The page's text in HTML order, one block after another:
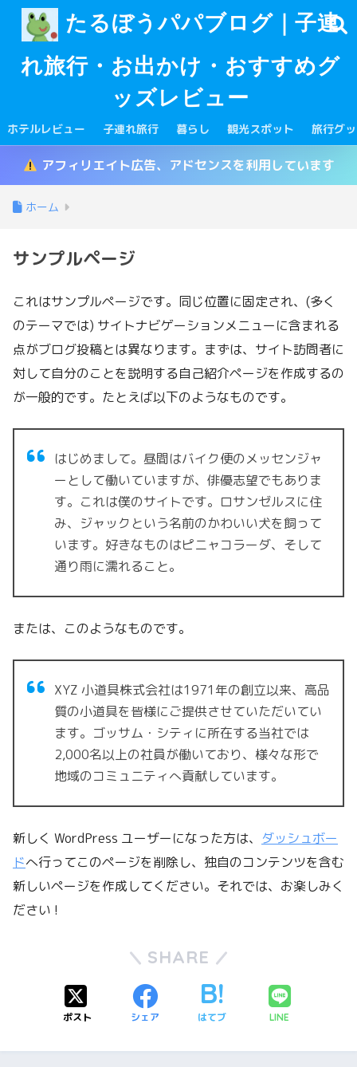
たるぼうパパブログ｜子連
れ旅行・お出かけ・おすすめグ
ッズレビュー
ホテルレビュー 子連れ旅行 暮らし 観光スポット 旅行グ
アフィリエイト広告、アドセンスを利用しています
ホーム
サンプルページ
これはサンプルページです。同じ位置に固定され、(多く
のテーマでは) サイトナビゲーションメニューに含まれる
点がブログ投稿とは異なります。まずは、サイト訪問者に
対して自分のことを説明する自己紹介ページを作成するの
が一般的です。たとえば以下のようなものです。
はじめまして。昼間はバイク便のメッセンジャ
ーとして働いていますが、俳優志望でもありま
す。これは僕のサイトです。ロサンゼルスに住
み、ジャックという名前のかわいい犬を飼って
います。好きなものはピニャコラーダ、そして
通り雨に濡れること。
または、このようなものです。
XYZ 小道具株式会社は1971年の創立以来、高品
質の小道具を皆様にご提供させていただいてい
ます。ゴッサム・シティに所在する当社では
2,000名以上の社員が働いており、様々な形で
地域のコミュニティへ貢献しています。
新しく WordPress ユーザーになった方は、 ダッシュボー
ドへ行ってこのページを削除し、独自のコンテンツを含む
新しいページを作成してください。それでは、お楽しみく
ださい !
SHARE
ポスト シェア はてブ LINE